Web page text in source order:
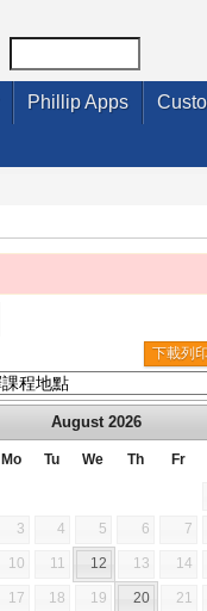
Phillip Apps
下載列
August 2026
Mo Tu We Th Fr
3 4 5 6 7
10 11 12 13 14
17 18 19 20 21